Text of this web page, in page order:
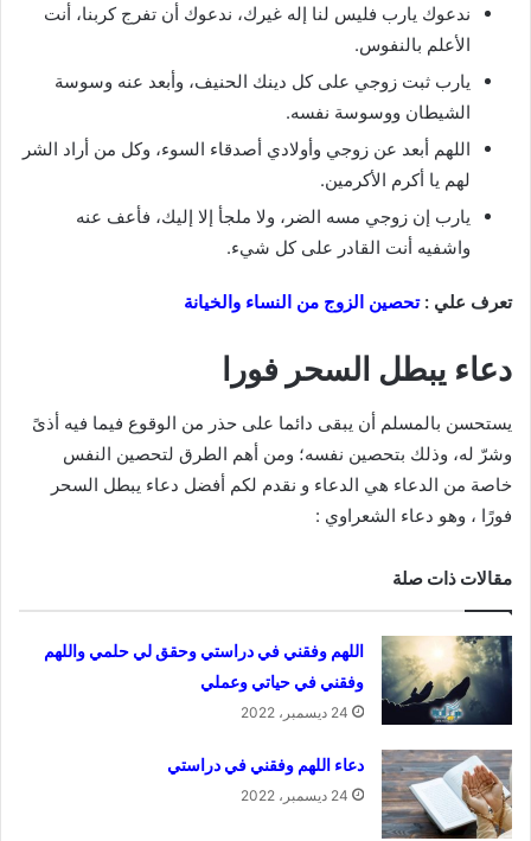
ندعوك يارب فليس لنا إله غيرك، ندعوك أن تفرج كربنا، أنت
الأعلم بالنفوس.
يارب ثبت زوجي على كل دينك الحنيف، وأبعد عنه وسوسة
الشيطان ووسوسة نفسه.
اللهم أبعد عن زوجي وأولادي أصدقاء السوء، وكل من أراد الشر
لهم يا أكرم الأكرمين.
يارب إن زوجي مسه الضر، ولا ملجأ إلا إليك، فأعف عنه
واشفيه أنت القادر على كل شيء.
تعرف علي :تحصين الزوج من النساء والخيانة
دعاء يبطل السحر فورا
يستحسن بالمسلم أن يبقى دائما على حذر من الوقوع فيما فيه أذىً
وشرّ له، وذلك بتحصين نفسه؛ ومن أهم الطرق لتحصين النفس
خاصة من الدعاء هي الدعاء و نقدم لكم أفضل دعاء يبطل السحر
فورًا ، وهو دعاء الشعراوي :
مقالات ذات صلة
اللهم وفقني في دراستي وحقق لي حلمي واللهم
وفقني في حياتي وعملي
24 ديسمبر، 2022
دعاء اللهم وفقني في دراستي
24 ديسمبر، 2022